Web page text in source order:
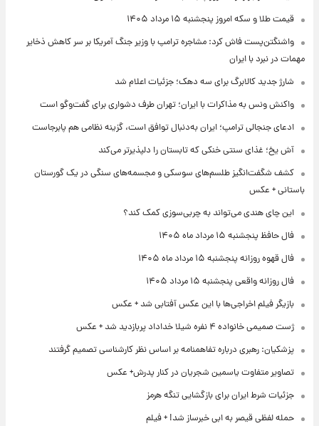
قیمت طلا و سکه امروز پنجشنبه ۱۵ مرداد ۱۴۰۵
واشنگتن‌پست فاش کرد: مشاجره ترامپ با وزیر جنگ آمریکا بر سر کاهش ذخایر
مهمات در نبرد با ایران
شارژ جدید کالابرگ برای سه دهک؛ جزئیات اعلام شد
واکنش ونس به مذاکرات با ایران؛ تهران طرف دشواری برای گفت‌وگو است
ادعای جنجالی ترامپ؛ ایران به‌دنبال توافق است، گزینه نظامی هم پابرجاست
آش یخ؛ غذای سنتی خنکی که تابستان را دلپذیرتر می‌کند
کشف شگفت‌انگیز طلسم‌های سوسکی و مجسمه‌های سنگی در یک گورستان
باستانی + عکس
این چای هندی می‌تواند به چربی‌سوزی کمک کند؟
فال حافظ پنجشنبه ۱۵ مرداد ماه ۱۴۰۵
فال قهوه روزانه پنجشنبه ۱۵ مرداد ماه ۱۴۰۵
فال روزانه واقعی پنجشنبه ۱۵ مرداد ۱۴۰۵
بازیگر فیلم اخراجی‌ها با این عکس آفتابی شد + عکس
ژست صمیمی خانواده ۴ نفره شیلا خداداد پربازدید شد + عکس
پزشکیان: رهبری درباره تفاهمنامه بر اساس نظر کارشناسی تصمیم گرفتند
تصاویر متفاوت یاسمین شجریان در کنار پدرش+ عکس
جزئیات شرط ایران برای بازگشایی تنگه هرمز
حمله لفظی قیصر به ابی خبرساز شد! + فیلم